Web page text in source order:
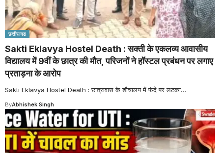
छत्तीसगढ
Sakti Eklavya Hostel Death : सक्ती के एकलव्य आवासीय
विद्यालय में 9वीं के छात्र की मौत, परिजनों ने हॉस्टल प्रबंधन पर लगाए
प्रताड़ना के आरोप
Sakti Eklavya Hostel Death : छात्रावास के शौचालय में फंदे पर लटका…
ByAbhishek Singh